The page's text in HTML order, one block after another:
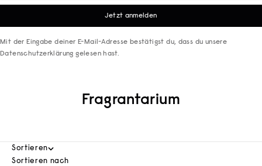
Jetzt anmelden
Mit der Eingabe deiner E-Mail-Adresse bestätigst du, dass du unsere
Datenschutzerklärung gelesen hast.
Fragrantarium
Sortieren
Sortieren nach